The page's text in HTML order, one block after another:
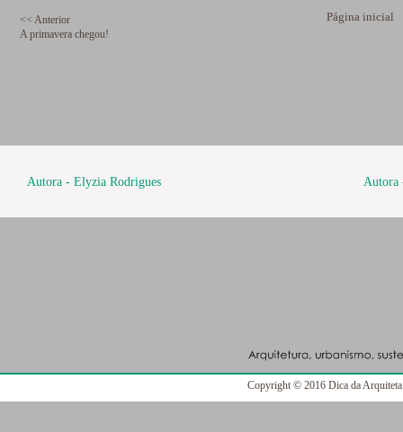
<< Anterior
A primavera chegou!
Página inicial
Autora - Elyzia Rodrigues Autora
Copyright © 2016 Dica da